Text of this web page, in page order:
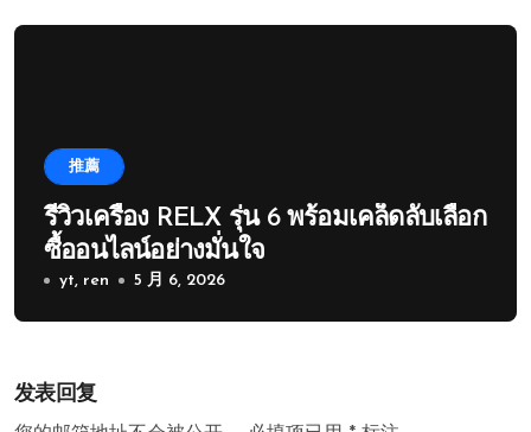
推薦
รีวิวเครื่อง RELX รุ่น 6 พร้อมเคล็ดลับเลือก
ซื้ออนไลน์อย่างมั่นใจ
yt, ren 5 月 6, 2026
发表回复